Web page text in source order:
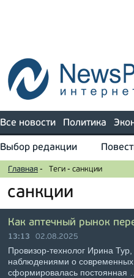
Все новости Политика
Выбор редакции
Главная - Теги - санкции
санкции
Как аптечный рынок
13:13 02.08.2025
Провизор-технолог Ирина
наблюдениями о современных
сформировалась постоянная …